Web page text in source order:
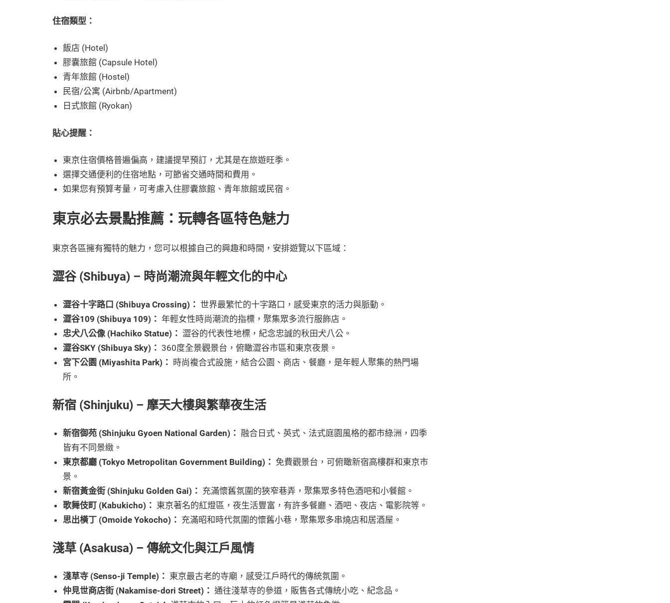
住宿類型：
飯店 (Hotel)
膠囊旅館 (Capsule Hotel)
青年旅館 (Hostel)
民宿/公寓 (Airbnb/Apartment)
日式旅館 (Ryokan)
貼心提醒：
東京住宿價格普遍偏高，建議提早預訂，尤其是在旅遊旺季。
選擇交通便利的住宿地點，可節省交通時間和費用。
如果您有預算考量，可考慮入住膠囊旅館、青年旅館或民宿。
東京必去景點推薦：玩轉各區特色魅力
東京各區擁有獨特的魅力，您可以根據自己的興趣和時間，安排遊覽以下區域：
澀谷 (Shibuya) – 時尚潮流與年輕文化的中心
澀谷十字路口 (Shibuya Crossing)： 世界最繁忙的十字路口，感受東京的活力與脈動。
澀谷109 (Shibuya 109)： 年輕女性時尚潮流的指標，聚集眾多流行服飾店。
忠犬八公像 (Hachiko Statue)： 澀谷的代表性地標，紀念忠誠的秋田犬八公。
澀谷SKY (Shibuya Sky)： 360度全景觀景台，俯瞰澀谷市區和東京夜景。
宮下公園 (Miyashita Park)： 時尚複合式設施，結合公園、商店、餐廳，是年輕人聚集的熱門場
所。
新宿 (Shinjuku) – 摩天大樓與繁華夜生活
新宿御苑 (Shinjuku Gyoen National Garden)： 融合日式、英式、法式庭園風格的都市綠洲，四季
皆有不同景緻。
東京都廳 (Tokyo Metropolitan Government Building)： 免費觀景台，可俯瞰新宿高樓群和東京市
景。
新宿黃金街 (Shinjuku Golden Gai)： 充滿懷舊氛圍的狹窄巷弄，聚集眾多特色酒吧和小餐館。
歌舞伎町 (Kabukicho)： 東京著名的紅燈區，夜生活豐富，有許多餐廳、酒吧、夜店、電影院等。
思出橫丁 (Omoide Yokocho)： 充滿昭和時代氛圍的懷舊小巷，聚集眾多串燒店和居酒屋。
淺草 (Asakusa) – 傳統文化與江戶風情
淺草寺 (Senso-ji Temple)： 東京最古老的寺廟，感受江戶時代的傳統氛圍。
仲見世商店街 (Nakamise-dori Street)： 通往淺草寺的參道，販售各式傳統小吃、紀念品。